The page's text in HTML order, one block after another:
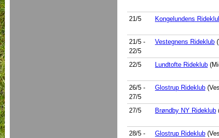
21/5 Kongelundens
21/5 -
22/5
Vestegnens Rideklub
22/5 Lundtofte Rideklub
26/5 -
27/5
Glostrup Rideklub
27/5 Brøndby NY Rideklub
28/5 -
Glostrup Rideklub